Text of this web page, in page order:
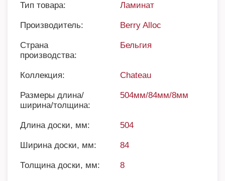
Тип товара: Ламинат
Производитель: Berry Alloc
Страна
производства:
Бельгия
Коллекция: Chateau
Размеры длина/
ширина/толщина:
504мм/84мм/8мм
Длина доски, мм: 504
Ширина доски, мм: 84
Толщина доски, мм: 8